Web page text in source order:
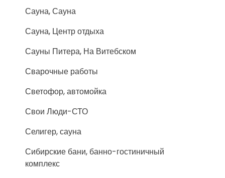
Сауна, Сауна
Сауна, Центр отдыха
Сауны Питера, На Витебском
Сварочные работы
Светофор, автомойка
Свои Люди-СТО
Селигер, сауна
Сибирские бани, банно-гостиничный
комплекс